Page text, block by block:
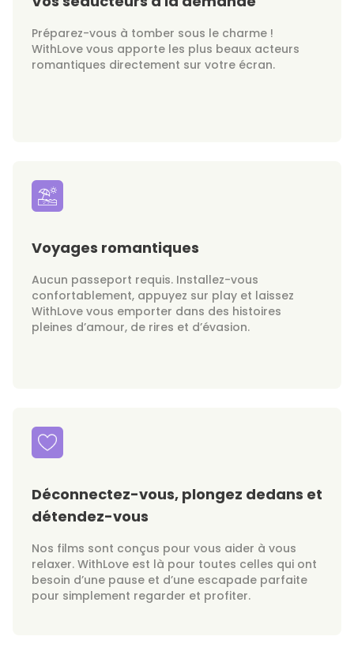
Préparez-vous à tomber sous le charme !
WithLove vous apporte les plus beaux acteurs
romantiques directement sur votre écran.
Voyages romantiques
Aucun passeport requis. Installez-vous
confortablement, appuyez sur play et laissez
WithLove vous emporter dans des histoires
pleines d’amour, de rires et d’évasion.
Déconnectez-vous, plongez dedans et
détendez-vous
Nos films sont conçus pour vous aider à vous
relaxer. WithLove est là pour toutes celles qui ont
besoin d’une pause et d’une escapade parfaite
pour simplement regarder et profiter.